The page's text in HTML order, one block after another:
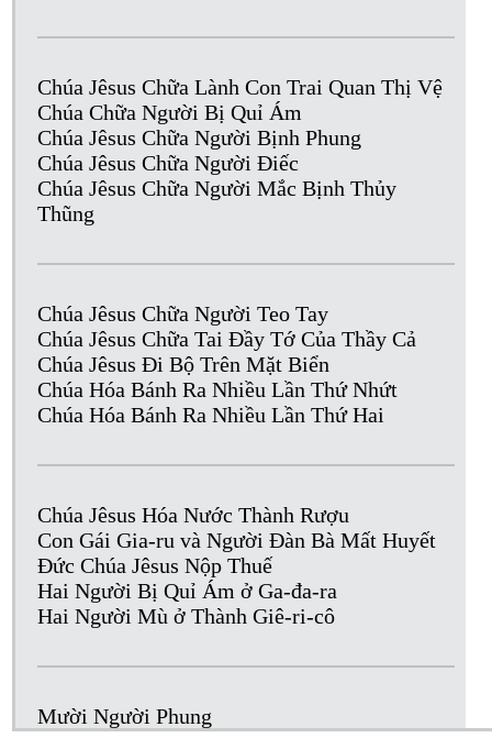
Chúa Jêsus Chữa Lành Con Trai Quan Thị Vệ
Chúa Chữa Người Bị Quỉ Ám
Chúa Jêsus Chữa Người Bịnh Phung
Chúa Jêsus Chữa Người Điếc
Chúa Jêsus Chữa Người Mắc Bịnh Thủy
Thũng
Chúa Jêsus Chữa Người Teo Tay
Chúa Jêsus Chữa Tai Đầy Tớ Của Thầy Cả
Chúa Jêsus Đi Bộ Trên Mặt Biển
Chúa Hóa Bánh Ra Nhiều Lần Thứ Nhứt
Chúa Hóa Bánh Ra Nhiều Lần Thứ Hai
Chúa Jêsus Hóa Nước Thành Rượu
Con Gái Gia-ru và Người Đàn Bà Mất Huyết
Đức Chúa Jêsus Nộp Thuế
Hai Người Bị Quỉ Ám ở Ga-đa-ra
Hai Người Mù ở Thành Giê-ri-cô
Mười Người Phung